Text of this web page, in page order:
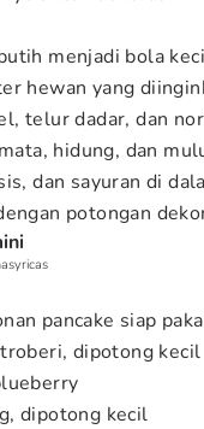
menjadi bola
hewan yang
telur dadar, dan
hidung, dan
dan sayuran di
potongan
pancake siap
dipotong kecil
dipotong kecil